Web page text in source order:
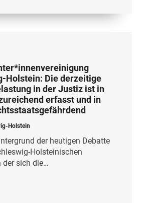
Holstein: Die derzeitige
in der Justiz ist in
erfasst und in
Holstein
der heutigen Debatte
Holsteinischen
der sich die…